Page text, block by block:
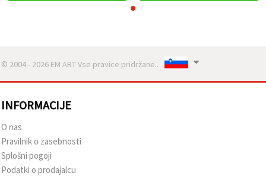
© 2004 - 2026 EM ART Vse pravice pridržane..
INFORMACIJE
O nas
Pravilnik o zasebnosti
Splošni pogoji
Podatki o prodajalcu